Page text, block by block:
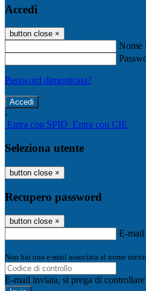
Accedi
button close ×
Nome
Password dimenticata?
-
Entra con SPID Entra con CIE
Seleziona utente
button close ×
Recupero password
button close ×
E-mail
Non hai una e-mail associata al nome
E-mail inviata, si prega di